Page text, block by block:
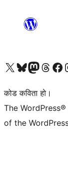
हाम्रो X (पहिले ट्विटर) खातामा जानुहोस्
हाम्रो Bluesky खाता भ्रमण गर्नुहोस्
हाम्रो म्यास्टोडन खाता भ्रमण गर्नुहोस्
हाम्रो थ्रेड्स खातामा
हाम्रो
कोड कविता हो।
The
of the